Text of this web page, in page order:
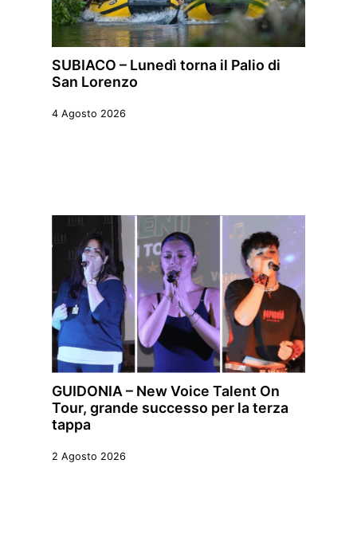
SUBIACO – Lunedì torna il Palio di
San Lorenzo
4 Agosto 2026
GUIDONIA – New Voice Talent On
Tour, grande successo per la terza
tappa
2 Agosto 2026